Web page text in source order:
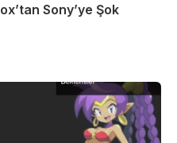
Sony’ye Şok